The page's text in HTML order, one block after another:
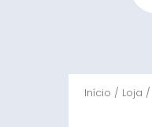
Início / Loja /